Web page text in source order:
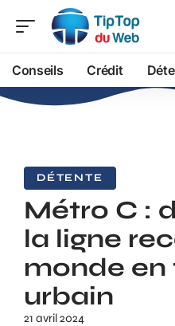
Conseils Crédit
DÉTENTE
Métro C :
la ligne
monde
urbain
21 avril 2024